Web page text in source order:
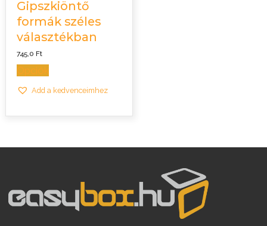
Gipszkiöntő
formák széles
választékban
745,0Ft
Opciók
Add a kedvenceimhez